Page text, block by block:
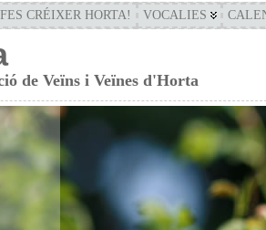
FES CRÉIXER HORTA! VOCALIES
de Veïns i Veïnes d'Horta